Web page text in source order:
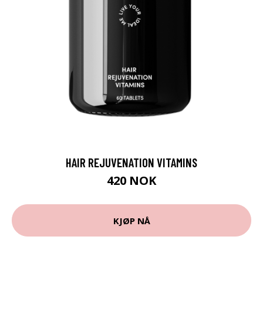
HAIR REJUVENATION VITAMINS
420 NOK
KJØP NÅ